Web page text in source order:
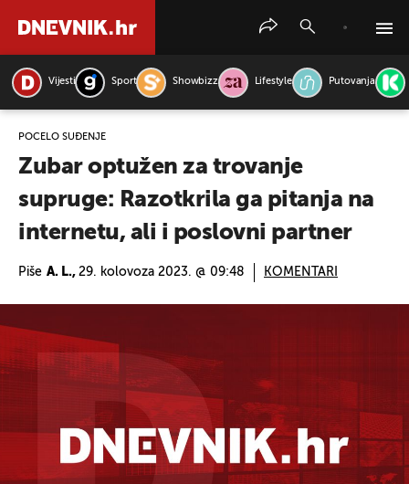
Vijesti Sport Showbizz Lifestyle Putovanja
POČELO SUĐENJE
Zubar optužen za trovanje
supruge: Razotkrila ga pitanja na
internetu, ali i poslovni partner
Piše A. L., 29. kolovoza 2023. @ 09:48 KOMENTARI
PRETRAŽITE VIJESTI